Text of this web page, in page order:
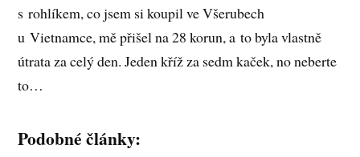
s rohlíkem, co jsem si koupil ve Všerubech
u Vietnamce, mě přišel na 28 korun, a to byla vlastně
útrata za celý den. Jeden kříž za sedm kaček, no neberte
to…
Podobné články: